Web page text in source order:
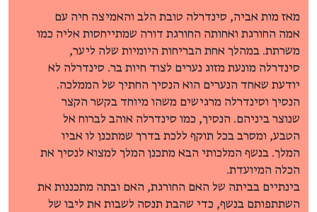
מאז מות אביה, סינדרלה טובת הלב והאמיצה חיה עם
אמה החורגת ואחותה החורגת דורה שמתייחסות אליה כמו
משרתת. במהלך אחת הבריחות היומיות שלה ליער,
סינדרלה מונעת מזוג נערים לצוד חיות בר. סינדרלה לא
יודעת שאחד הנערים הוא הנסיך החתיך של הממלכה.
הנסיך וסינדרלה מרגישים משהו מיוחד בקשר הקצר
שנוצר ביניהם. הנסיך, כמו סינדרלה אוהב לברוח אל
הטבע, ומסרב בכל תוקף ללכת בדרך שמתכנן לו אביו
המלך. בנשף המלכותי הבא מתכנן המלך למצוא לנסיך את
הכלה המיועדת.
בינתיים בביתה של האם החורגת, האם ובתה מתכננות את
השתתפותם בנשף, כדי שהבת תנסה לשבות את ליבו של